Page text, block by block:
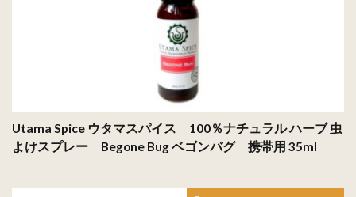
Utama Spice ウタマスパイス 100％ナチュラル ハーブ 虫
よけスプレー Begone Bug ベゴンバグ 携帯用 35ml